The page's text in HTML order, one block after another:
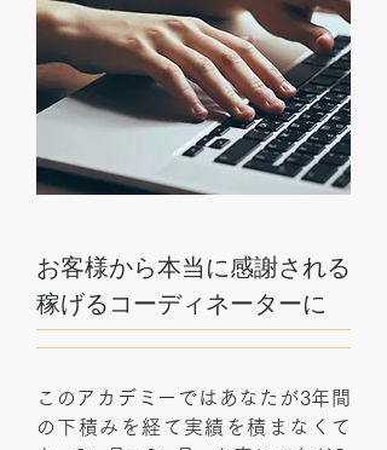
お客様から本当に感謝される
稼げるコーディネーターに
このアカデミーではあなたが3年間
の下積みを経て実績を積まなくて